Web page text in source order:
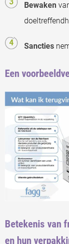
Bewaken
Sancties
Een
Betekenis van
en hun